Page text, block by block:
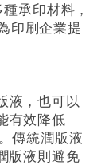
承印材料，
印刷企業提
液，也可以
有效降低
傳統潤版液
版液則避免